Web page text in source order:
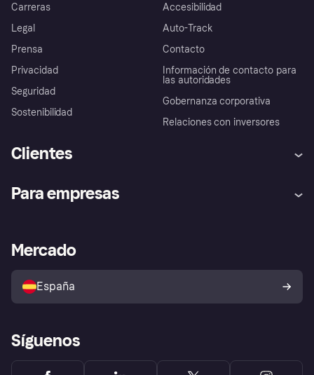
Carreras
Legal
Prensa
Privacidad
Seguridad
Sostenibilidad
Accesibilidad
Auto-Track
Contacto
Información de contacto para
las autoridades
Gobernanza corporativa
Relaciones con inversores
Clientes
Inicio de sesión
Directorio de tiendas
Política de protección al
comprador de Klarna
Reclamaciones
Para empresas
Acceso empresas
Mercado
España
Síguenos